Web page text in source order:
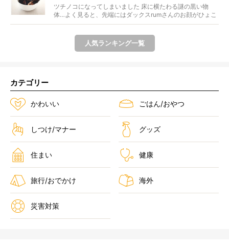
ツチノコになってしまいました 床に横たわる謎の黒い物
体…よく見ると、先端にはダックスrumさんのお顔がひょこ
っ...
人気ランキング一覧
カテゴリー
かわいい ごはん/おやつ
しつけ/マナー グッズ
住まい 健康
旅行/おでかけ 海外
災害対策